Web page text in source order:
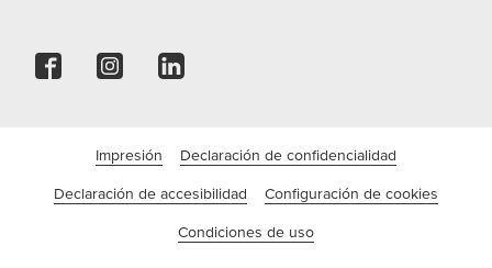
Impresión Declaración de confidencialidad
Declaración de accesibilidad Configuración de cookies
Condiciones de uso